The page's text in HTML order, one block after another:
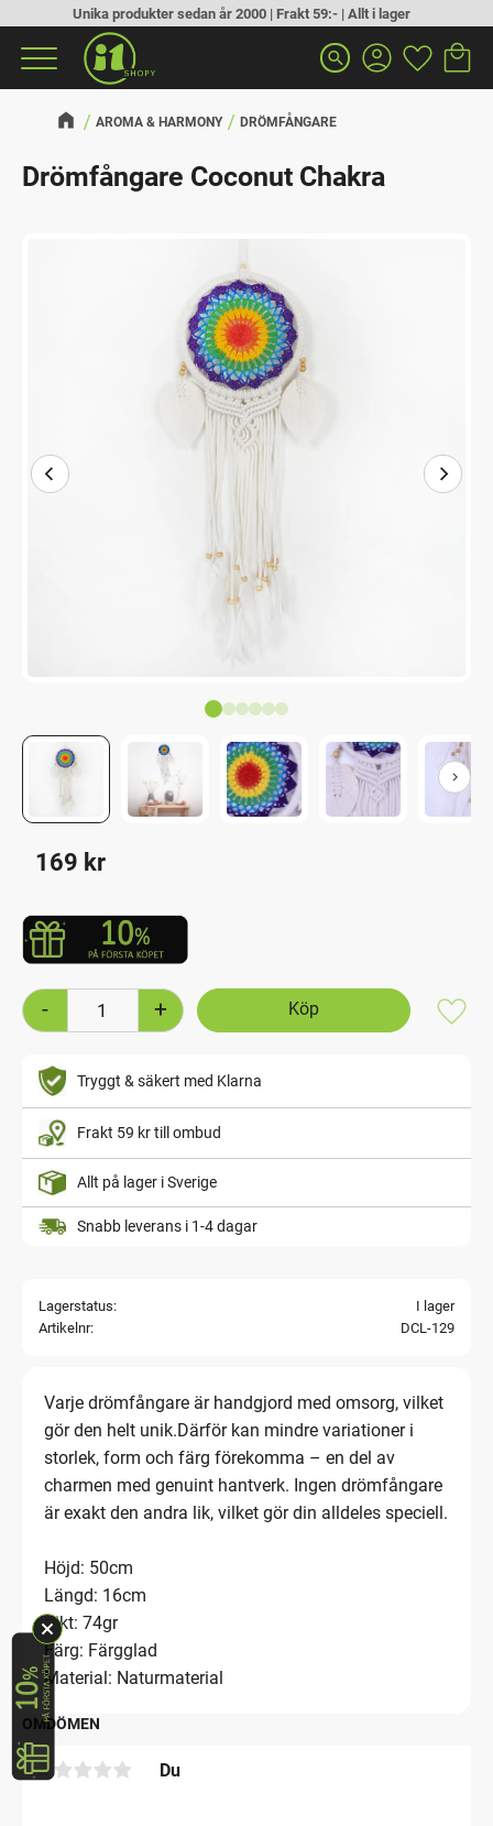
Meny
Unika produkter sedan år 2000 | Frakt 59:- | Allt i lager
search
AROMA & HARMONY DRÖMFÅNGARE
Drömfångare Coconut Chakra
169 kr
+
-
Tryggt & säkert med Klarna
Frakt 59 kr till ombud
Allt på lager i Sverige
Snabb leverans i 1-4 dagar
Lagerstatus
I lager
Artikelnr
DCL-129
Varje drömfångare är handgjord med omsorg, vilket
gör den helt unik.Därför kan mindre variationer i
storlek, form och färg förekomma – en del av
charmen med genuint hantverk. Ingen drömfångare
är exakt den andra lik, vilket gör din alldeles speciell.
Höjd: 50cm
Längd: 16cm
Vikt: 74gr
Färg: Färgglad
Material: Naturmaterial
OMDÖMEN
Du